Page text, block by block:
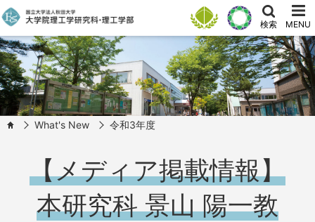
検索 MENU
HOMEWhat's New 令和3年度
【メディア掲載情報】
本研究科 景山 陽一教